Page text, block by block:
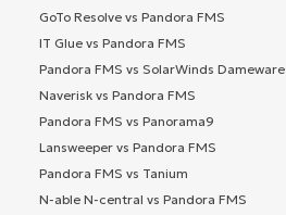
GoTo Resolve vs Pandora FMS
IT Glue vs Pandora FMS
Pandora FMS vs SolarWinds Dameware
Naverisk vs Pandora FMS
Pandora FMS vs Panorama9
Lansweeper vs Pandora FMS
Pandora FMS vs Tanium
N-able N-central vs Pandora FMS